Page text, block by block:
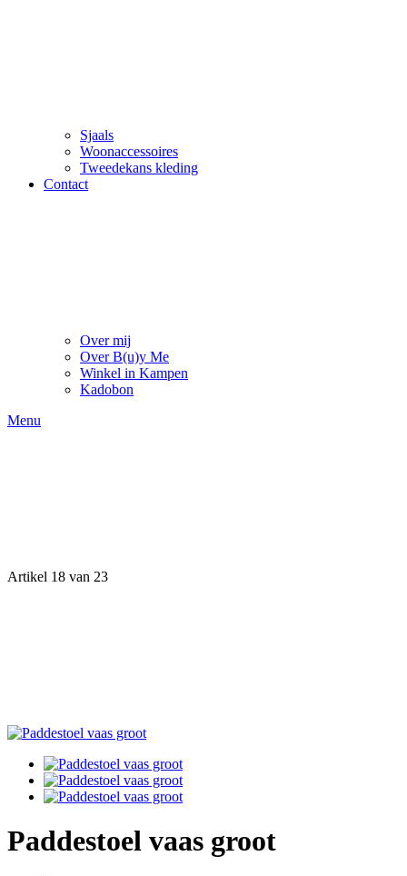
Sjaals
Woonaccessoires
Tweedekans kleding
Contact
Over mij
Over B(u)y Me
Winkel in Kampen
Kadobon
Menu
Artikel 18 van 23
Paddestoel vaas groot